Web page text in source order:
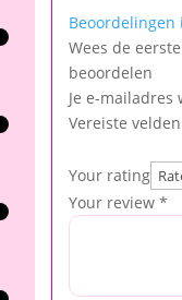
Beoordelingen
Wees de
beoordelen
Je e-
Vereiste
Your rating
Your review *